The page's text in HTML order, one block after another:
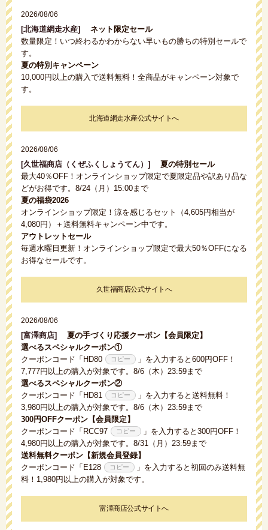
2026/08/06
[北海道網走水産]
ネット限定セール
数量限定！いつ終わるかわからない早いもの勝ちの特別セールで
す。
夏の特別キャンペーン
10,000円以上の購入で送料無料！全商品がキャンペーン対象で
す。
北海道網走水産公式サイトへ
2026/08/06
[久世福商店（くぜふくしょうてん）]
夏の特別セール
最大40％OFF！オンラインショップ限定で夏限定品や訳あり品な
どがお得です。8/24（月）15:00まで
夏の福袋2026
オンラインショップ限定！涼を感じるセット（4,605円相当が
4,080円）＋送料無料キャンペーン中です。
アウトレットセール
毎週水曜日更新！オンラインショップ限定で最大50％OFFになる
お得なセールです。
久世福商店公式サイトへ
2026/08/06
[富澤商店]
夏の手づくり応援クーポン【会員限定】
選べるスペシャルクーポン①
クーポンコード「HD80
」を入力すると600円OFF！
7,777円以上の購入が対象です。8/6（木）23:59まで
選べるスペシャルクーポン②
クーポンコード「HD81
」を入力すると送料無料！
3,980円以上の購入が対象です。8/6（木）23:59まで
300円OFFクーポン【会員限定】
クーポンコード「RCC97
」を入力すると300円OFF！
4,980円以上の購入が対象です。8/31（月）23:59まで
送料無料クーポン【新規会員登録】
クーポンコード「E128
」を入力すると初回のみ送料無
料！1,980円以上の購入が対象です。
富澤商店公式サイトへ